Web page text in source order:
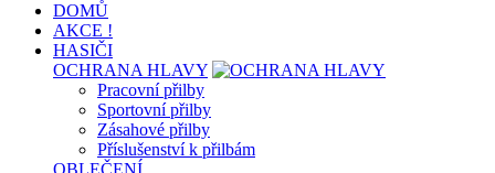
DOMŮ
AKCE !
HASIČI
OCHRANA HLAVY
Pracovní přilby
Sportovní přilby
Zásahové přilby
Příslušenství k přilbám
OBLEČENÍ